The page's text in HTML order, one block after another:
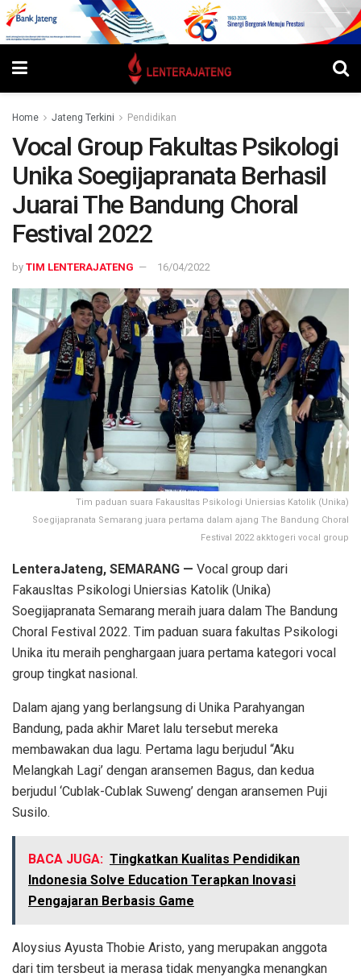
Home Jateng Terkini Pendidikan
Vocal Group Fakultas Psikologi
Unika Soegijapranata Berhasil
Juarai The Bandung Choral
Festival 2022
by TIM LENTERAJATENG 16/04/2022
Tim paduan suara Fakausltas Psikologi Uniersias Katolik (Unika)
Soegijapranata Semarang juara pertama dalam ajang The Bandung Choral
Festival 2022 akktogeri vocal group
LenteraJateng, SEMARANG — Vocal group dari
Fakausltas Psikologi Uniersias Katolik (Unika)
Soegijapranata Semarang meraih juara dalam The Bandung
Choral Festival 2022. Tim paduan suara fakultas Psikologi
Unika itu meraih penghargaan juara pertama kategori vocal
group tingkat nasional.
Dalam ajang yang berlangsung di Unika Parahyangan
Bandung, pada akhir Maret lalu tersebut mereka
membawakan dua lagu. Pertama lagu berjudul “Aku
Melangkah Lagi’ dengan aransemen Bagus, dan kedua
berjudul ‘Cublak-Cublak Suweng’ dengan aransemen Puji
Susilo.
BACA JUGA: Tingkatkan Kualitas Pendidikan
Indonesia Solve Education Terapkan Inovasi
Pengajaran Berbasis Game
Aloysius Ayusta Thobie Aristo, yang merupakan anggota
dari tim tersbeut ia merasa tidak menyangka menangkan